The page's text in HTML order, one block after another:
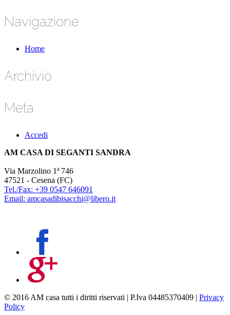
Navigazione
Home
Archivio
Meta
Accedi
AM CASA DI SEGANTI SANDRA
Via Marzolino 1ª 746
47521 - Cesena (FC)
Tel./Fax: +39 0547 646091
Email: amcasadibisacchi@libero.it
© 2016 AM casa tutti i diritti riservati | P.Iva 04485370409 | Privacy
Policy